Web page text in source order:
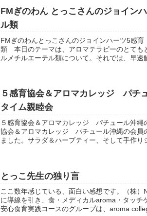
FMぎのわん とっこさんのジョイン
ル類
FMぎのわんとっこさんのジョインハーツ5感
類 本日のテーマは、アロマテラピーのとても
ルメチルエーテル類について。それでは、早速
５感育協会＆アロマカレッジ パチ
タイム親睦会
５感育協会＆アロマカレッジ パチュール沖縄
協会＆アロマカレッジ パチュール沖縄の会員
ました。サラダ＆ハーブティー、そして手作り
とっこ先生の独り言
ここ数年感じている、面白い感想です。（株
に導線を引き、食・メディカルaroma・タッ
安心食育実践コースのグループは、aroma